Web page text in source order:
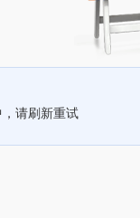
请刷新重试